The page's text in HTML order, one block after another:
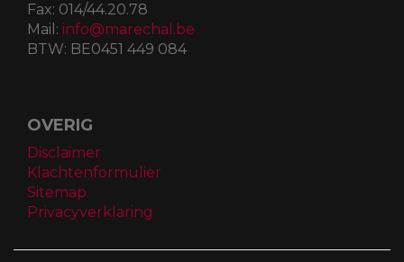
Fax: 014/44.20.78
Mail: info@marechal.be
BTW: BE0451 449 084
OVERIG
Disclaimer
Klachtenformulier
Sitemap
Privacyverklaring